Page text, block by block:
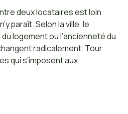
deux locataires est loin
paraît. Selon la ville, le
logement ou l’ancienneté du
radicalement. Tour
qui s’imposent aux